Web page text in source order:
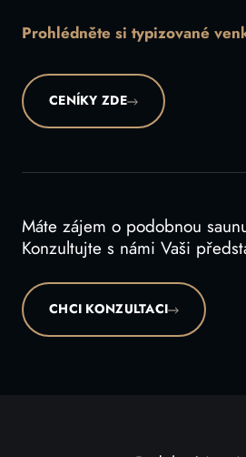
Prohlédněte si typizované
CENÍKY ZDE
Máte zájem o podobnou
Konzultujte s námi Vaši
CHCI KONZULTACI